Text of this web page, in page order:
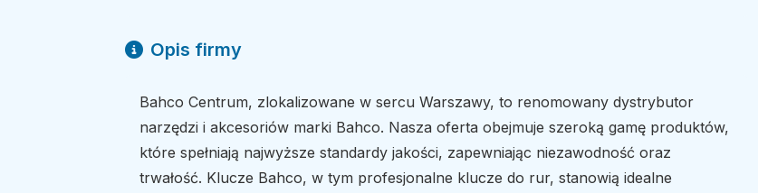
Opis firmy
Bahco Centrum, zlokalizowane w sercu Warszawy, to renomowany dystrybutor
narzędzi i akcesoriów marki Bahco. Nasza oferta obejmuje szeroką gamę produktów,
które spełniają najwyższe standardy jakości, zapewniając niezawodność oraz
trwałość. Klucze Bahco, w tym profesjonalne klucze do rur, stanowią idealne